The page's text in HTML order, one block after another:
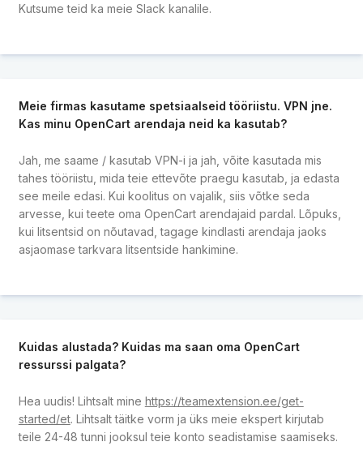
Kutsume teid ka meie Slack kanalile.
Meie firmas kasutame spetsiaalseid tööriistu. VPN jne.
Kas minu OpenCart arendaja neid ka kasutab?
Jah, me saame / kasutab VPN-i ja jah, võite kasutada mis
tahes tööriistu, mida teie ettevõte praegu kasutab, ja edasta
see meile edasi. Kui koolitus on vajalik, siis võtke seda
arvesse, kui teete oma OpenCart arendajaid pardal. Lõpuks,
kui litsentsid on nõutavad, tagage kindlasti arendaja jaoks
asjaomase tarkvara litsentside hankimine.
Kuidas alustada? Kuidas ma saan oma OpenCart
ressurssi palgata?
Hea uudis! Lihtsalt mine https://teamextension.ee/get-
started/et. Lihtsalt täitke vorm ja üks meie ekspert kirjutab
teile 24-48 tunni jooksul teie konto seadistamise saamiseks.